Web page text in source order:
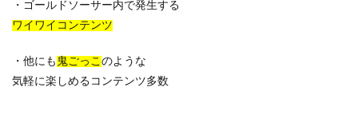
・ゴールドソーサー内で発生する
ワイワイコンテンツ
・他にも 鬼ごっこ のような
気軽に楽しめるコンテンツ多数